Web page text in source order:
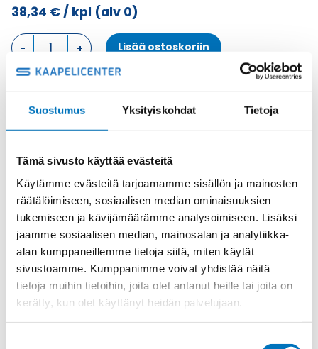
Suostumus Yksityiskohdat Tietoja
Tämä sivusto käyttää evästeitä
Käytämme evästeitä tarjoamamme sisällön ja mainosten
räätälöimiseen, sosiaalisen median ominaisuuksien
tukemiseen ja kävijämäärämme analysoimiseen. Lisäksi
jaamme sosiaalisen median, mainosalan ja analytiikka-
alan kumppaneillemme tietoja siitä, miten käytät
sivustoamme. Kumppanimme voivat yhdistää näitä
tietoja muihin tietoihin, joita olet antanut heille tai joita on
kerätty, kun olet käyttänyt heidän palvelujaan.
38,34 €/ kpl (alv 0)
KOTELON
YLÄOSA,
1
YLÄOSA
määrä
Lisää ostoskoriin
Metalli
Osasto ILME -moninapaliittimet,Kotelon yläosa,Kotelot
Toimitusaika: 1-7 päivää
Toimituskulut 35kg:n asti 25€.
Yli 35kg:n toimituskulut toteutuneiden kulujen mukaan.
Valmistaja
ILME S.p.A
Koko
size "44.27"
Materiaali
Metalli
Käyttölämpötila
'-40 °C...+125 °C